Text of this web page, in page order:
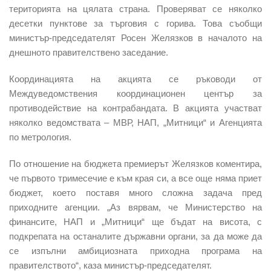
територията на цялата страна. Проверяват се няколко
десетки пунктове за търговия с горива. Това съобщи
министър-председателят Росен Желязков в началото на
днешното правителствено заседание.
Координацията на акцията се ръководи от
Междуведомствения координационен център за
противодействие на контрабандата. В акцията участват
няколко ведомствата – МВР, НАП, „Митници“ и Агенцията
по метрология.
По отношение на бюджета премиерът Желязков коментира,
че първото тримесечие е към края си, а все още няма приет
бюджет, което поставя много сложна задача пред
приходните агенции. „Аз вярвам, че Министерство на
финансите, НАП и „Митници“ ще бъдат на висота, с
подкрепата на останалите държавни органи, за да може да
се изпълни амбициозната приходна програма на
правителството“, каза министър-председателят.